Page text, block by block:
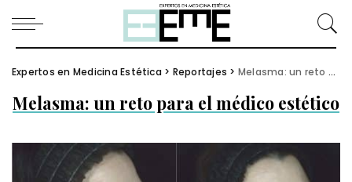
Expertos en Medicina Estética > Reportajes > Melasma: un reto para el médico estético
Melasma: un reto para el médico estético